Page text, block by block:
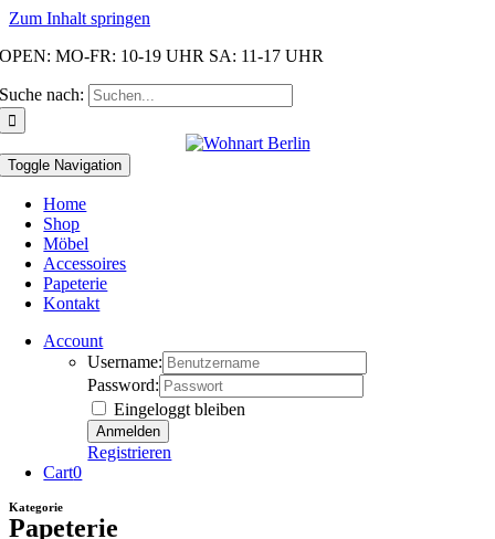
Zum Inhalt springen
OPEN: MO-FR: 10-19 UHR SA: 11-17 UHR
Suche nach:
Toggle Navigation
Home
Shop
Möbel
Accessoires
Papeterie
Kontakt
Account
Username:
Password:
Eingeloggt bleiben
Registrieren
Cart0
Kategorie
Papeterie